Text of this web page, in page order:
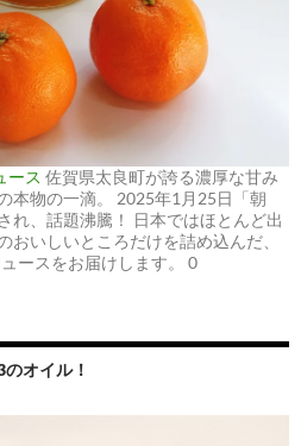
ース 佐賀県太良町が誇る濃厚な甘み
本物の一滴。 2025年1月25日「朝
れ、話題沸騰！ 日本ではほとんど出
おいしいところだけを詰め込んだ、
ースをお届けします。 0
オイル！